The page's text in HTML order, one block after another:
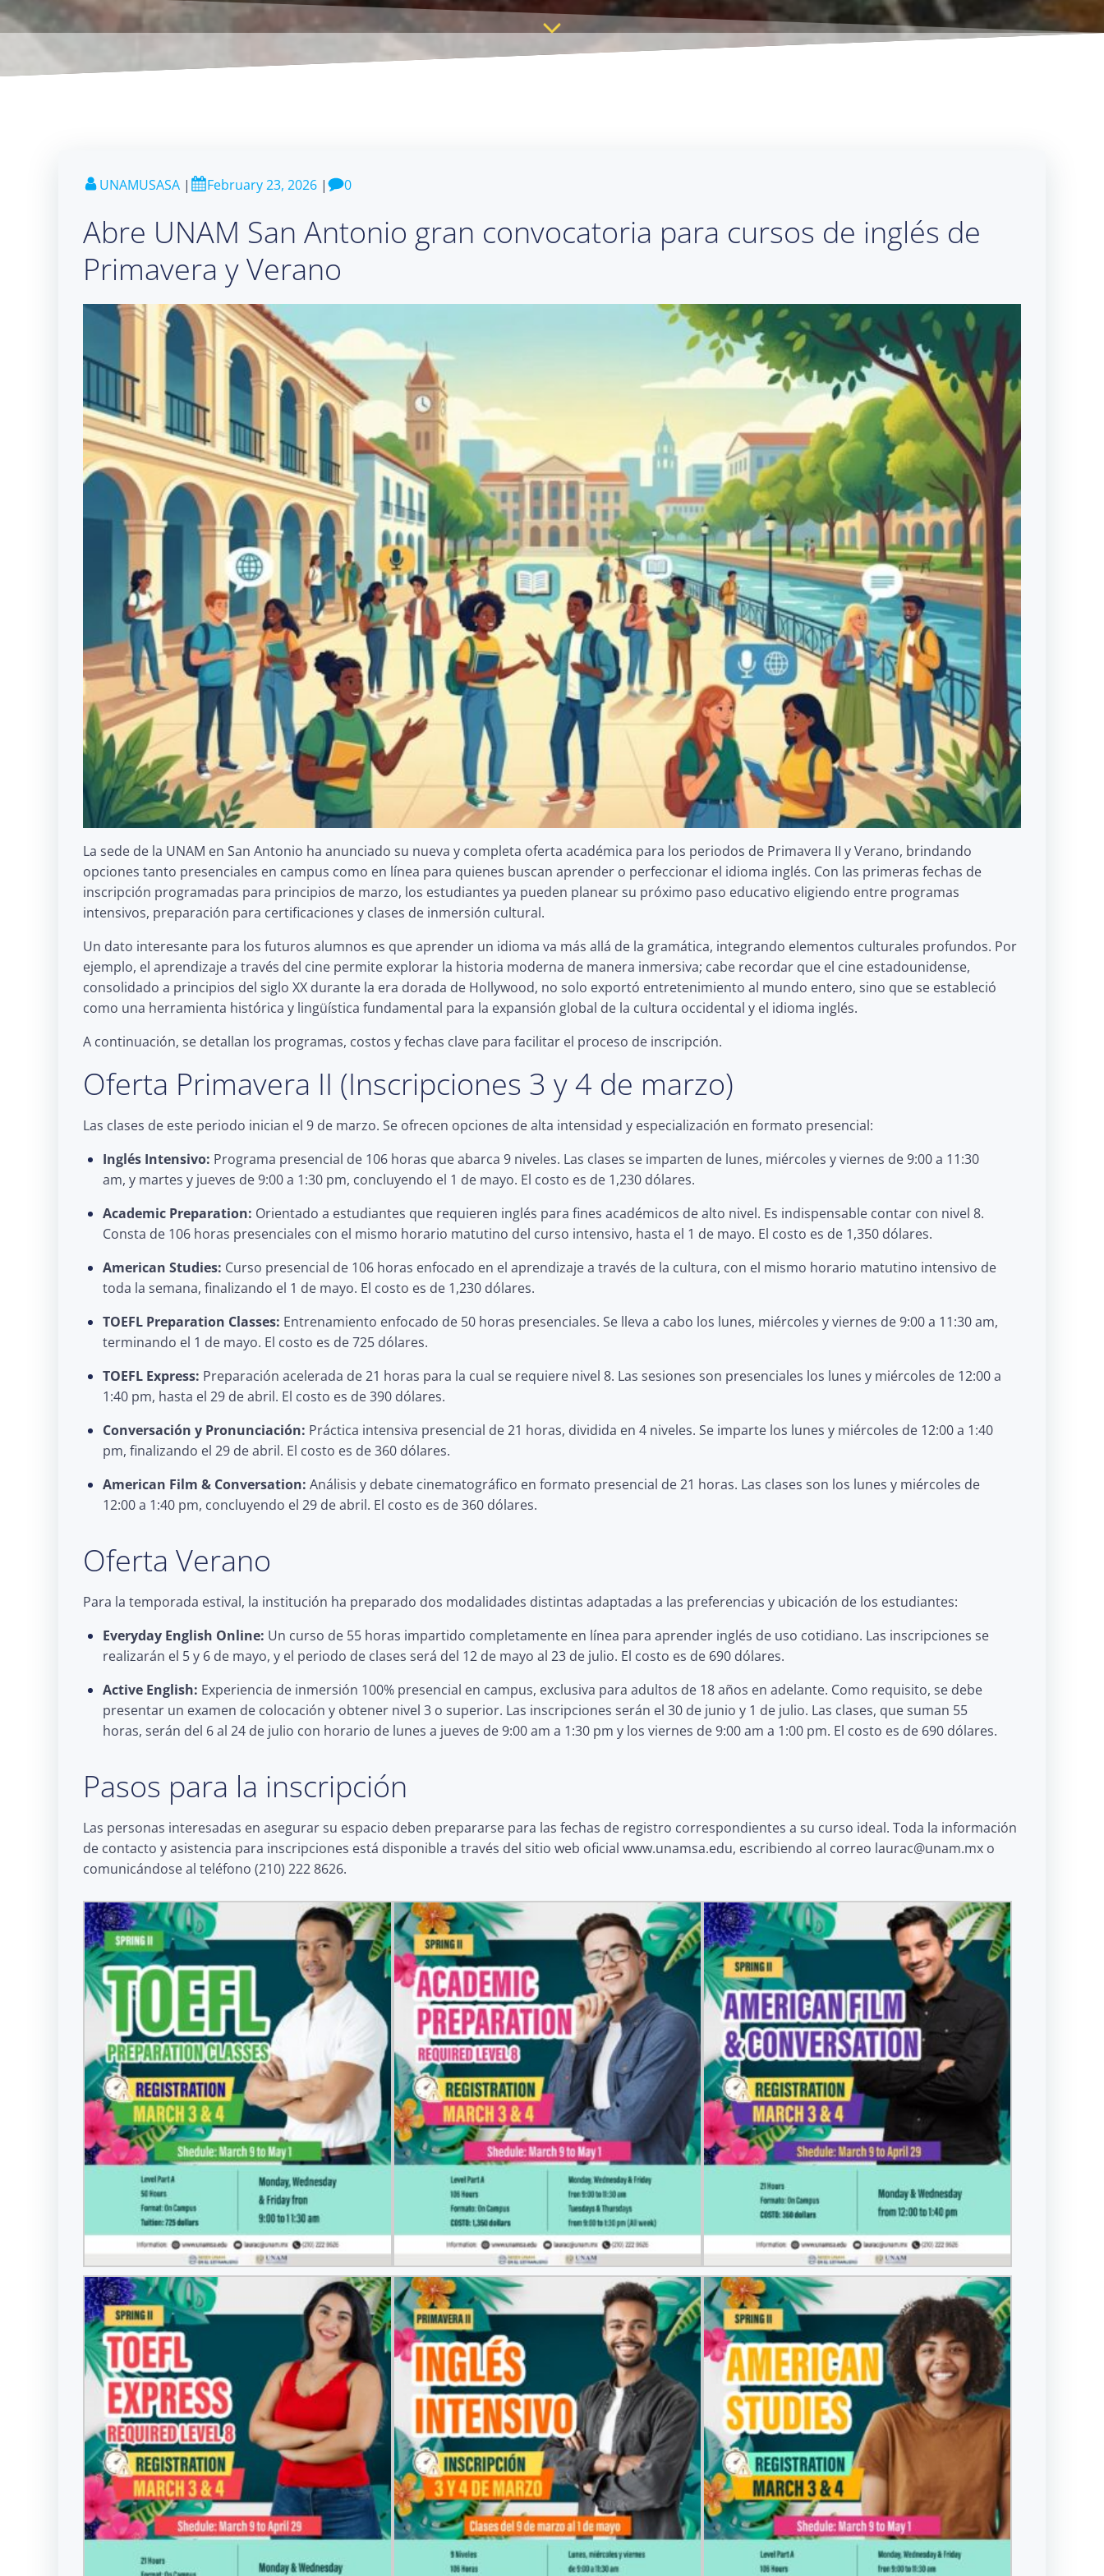
UNAMUSASA | February 23, 2026 | 0
Abre UNAM San Antonio gran convocatoria para cursos de inglés de
Primavera y Verano
La sede de la UNAM en San Antonio ha anunciado su nueva y completa oferta académica para los periodos de Primavera II y Verano, brindando
opciones tanto presenciales en campus como en línea para quienes buscan aprender o perfeccionar el idioma inglés. Con las primeras fechas de
inscripción programadas para principios de marzo, los estudiantes ya pueden planear su próximo paso educativo eligiendo entre programas
intensivos, preparación para certificaciones y clases de inmersión cultural.
Un dato interesante para los futuros alumnos es que aprender un idioma va más allá de la gramática, integrando elementos culturales profundos. Por
ejemplo, el aprendizaje a través del cine permite explorar la historia moderna de manera inmersiva; cabe recordar que el cine estadounidense,
consolidado a principios del siglo XX durante la era dorada de Hollywood, no solo exportó entretenimiento al mundo entero, sino que se estableció
como una herramienta histórica y lingüística fundamental para la expansión global de la cultura occidental y el idioma inglés.
A continuación, se detallan los programas, costos y fechas clave para facilitar el proceso de inscripción.
Oferta Primavera II (Inscripciones 3 y 4 de marzo)
Las clases de este periodo inician el 9 de marzo. Se ofrecen opciones de alta intensidad y especialización en formato presencial:
Inglés Intensivo: Programa presencial de 106 horas que abarca 9 niveles. Las clases se imparten de lunes, miércoles y viernes de 9:00 a 11:30
am, y martes y jueves de 9:00 a 1:30 pm, concluyendo el 1 de mayo. El costo es de 1,230 dólares.
Academic Preparation: Orientado a estudiantes que requieren inglés para fines académicos de alto nivel. Es indispensable contar con nivel 8.
Consta de 106 horas presenciales con el mismo horario matutino del curso intensivo, hasta el 1 de mayo. El costo es de 1,350 dólares.
American Studies: Curso presencial de 106 horas enfocado en el aprendizaje a través de la cultura, con el mismo horario matutino intensivo de
toda la semana, finalizando el 1 de mayo. El costo es de 1,230 dólares.
TOEFL Preparation Classes: Entrenamiento enfocado de 50 horas presenciales. Se lleva a cabo los lunes, miércoles y viernes de 9:00 a 11:30 am,
terminando el 1 de mayo. El costo es de 725 dólares.
TOEFL Express: Preparación acelerada de 21 horas para la cual se requiere nivel 8. Las sesiones son presenciales los lunes y miércoles de 12:00 a
1:40 pm, hasta el 29 de abril. El costo es de 390 dólares.
Conversación y Pronunciación: Práctica intensiva presencial de 21 horas, dividida en 4 niveles. Se imparte los lunes y miércoles de 12:00 a 1:40
pm, finalizando el 29 de abril. El costo es de 360 dólares.
American Film & Conversation: Análisis y debate cinematográfico en formato presencial de 21 horas. Las clases son los lunes y miércoles de
12:00 a 1:40 pm, concluyendo el 29 de abril. El costo es de 360 dólares.
Oferta Verano
Para la temporada estival, la institución ha preparado dos modalidades distintas adaptadas a las preferencias y ubicación de los estudiantes:
Everyday English Online: Un curso de 55 horas impartido completamente en línea para aprender inglés de uso cotidiano. Las inscripciones se
realizarán el 5 y 6 de mayo, y el periodo de clases será del 12 de mayo al 23 de julio. El costo es de 690 dólares.
Active English: Experiencia de inmersión 100% presencial en campus, exclusiva para adultos de 18 años en adelante. Como requisito, se debe
presentar un examen de colocación y obtener nivel 3 o superior. Las inscripciones serán el 30 de junio y 1 de julio. Las clases, que suman 55
horas, serán del 6 al 24 de julio con horario de lunes a jueves de 9:00 am a 1:30 pm y los viernes de 9:00 am a 1:00 pm. El costo es de 690 dólares.
Pasos para la inscripción
Las personas interesadas en asegurar su espacio deben prepararse para las fechas de registro correspondientes a su curso ideal. Toda la información
de contacto y asistencia para inscripciones está disponible a través del sitio web oficial www.unamsa.edu, escribiendo al correo laurac@unam.mx o
comunicándose al teléfono (210) 222 8626.